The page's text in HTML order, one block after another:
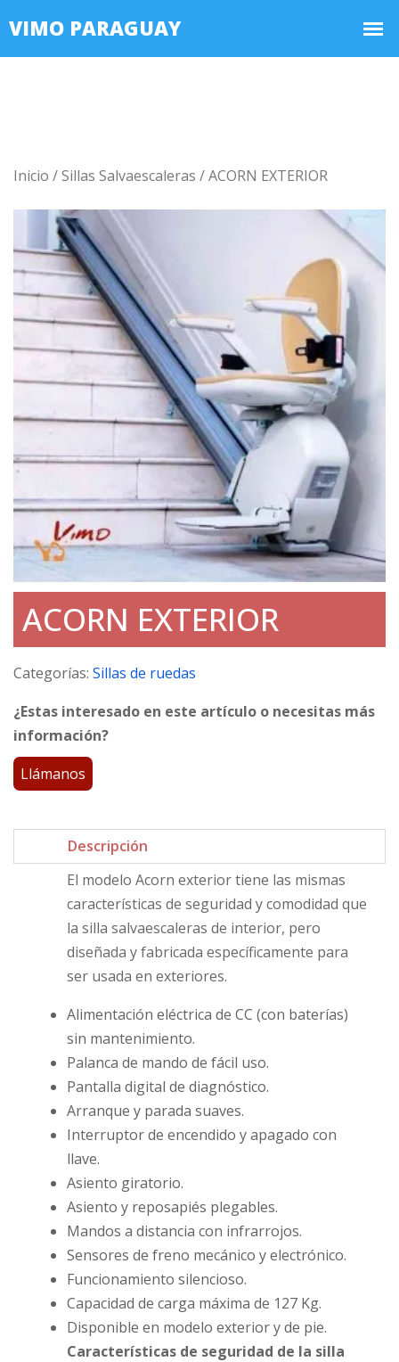
Inicio /Sillas Salvaescaleras /ACORN EXTERIOR
ACORN EXTERIOR
Categorías: Sillas de ruedas
¿Estas interesado en este artículo o necesitas más
información?
Llámanos
Descripción
El modelo Acorn exterior tiene las mismas
características de seguridad y comodidad que
la silla salvaescaleras de interior, pero
diseñada y fabricada específicamente para
ser usada en exteriores.
Alimentación eléctrica de CC (con baterías)
sin mantenimiento.
Palanca de mando de fácil uso.
Pantalla digital de diagnóstico.
Arranque y parada suaves.
Interruptor de encendido y apagado con
llave.
Asiento giratorio.
Asiento y reposapiés plegables.
Mandos a distancia con infrarrojos.
Sensores de freno mecánico y electrónico.
Funcionamiento silencioso.
Capacidad de carga máxima de 127 Kg.
Disponible en modelo exterior y de pie.
Características de seguridad de la silla